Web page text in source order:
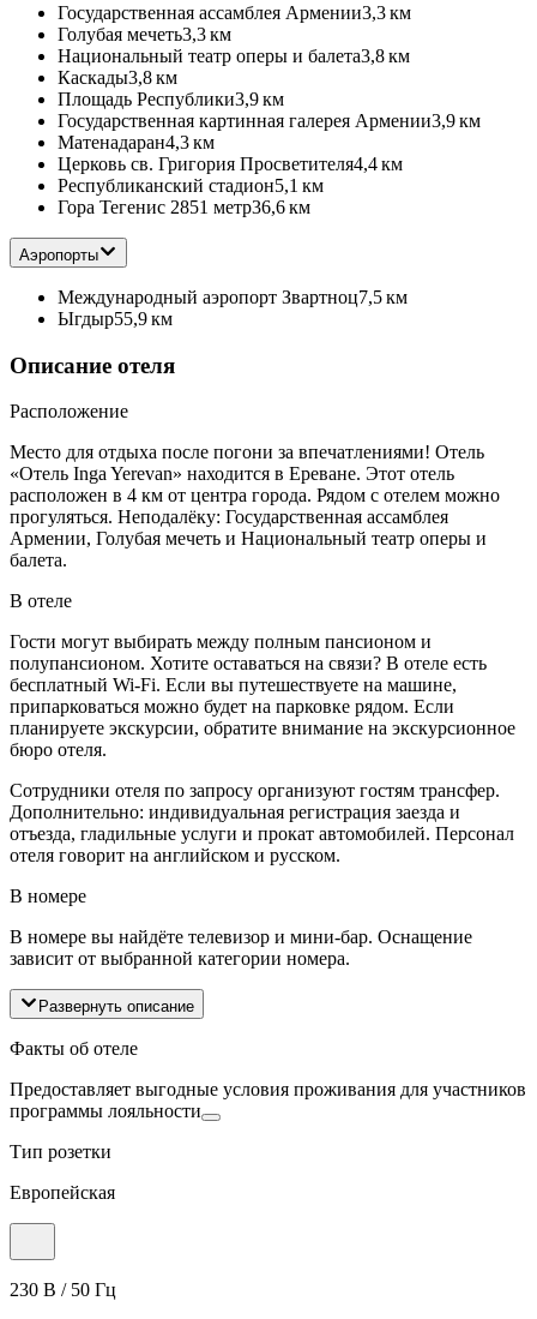
Государственная ассамблея Армении3,3 км
Голубая мечеть3,3 км
Национальный театр оперы и балета3,8 км
Каскады3,8 км
Площадь Республики3,9 км
Государственная картинная галерея Армении3,9 км
Матенадаран4,3 км
Церковь св. Григория Просветителя4,4 км
Республиканский стадион5,1 км
Гора Тегенис 2851 метр36,6 км
Аэропорты
Международный аэропорт Звартноц7,5 км
Ыгдыр55,9 км
Описание отеля
Расположение
Место для отдыха после погони за впечатлениями! Отель
«Отель Inga Yerevan» находится в Ереване. Этот отель
расположен в 4 км от центра города. Рядом с отелем можно
прогуляться. Неподалёку: Государственная ассамблея
Армении, Голубая мечеть и Национальный театр оперы и
балета.
В отеле
Гости могут выбирать между полным пансионом и
полупансионом. Хотите оставаться на связи? В отеле есть
бесплатный Wi-Fi. Если вы путешествуете на машине,
припарковаться можно будет на парковке рядом. Если
планируете экскурсии, обратите внимание на экскурсионное
бюро отеля.
Сотрудники отеля по запросу организуют гостям трансфер.
Дополнительно: индивидуальная регистрация заезда и
отъезда, гладильные услуги и прокат автомобилей. Персонал
отеля говорит на английском и русском.
В номере
В номере вы найдёте телевизор и мини-бар. Оснащение
зависит от выбранной категории номера.
Развернуть описание
Факты об отеле
Предоставляет выгодные условия проживания для участников
программы лояльности
Тип розетки
Европейская
230 В / 50 Гц